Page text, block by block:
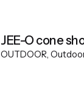
JEE-O cone
OUTDOOR